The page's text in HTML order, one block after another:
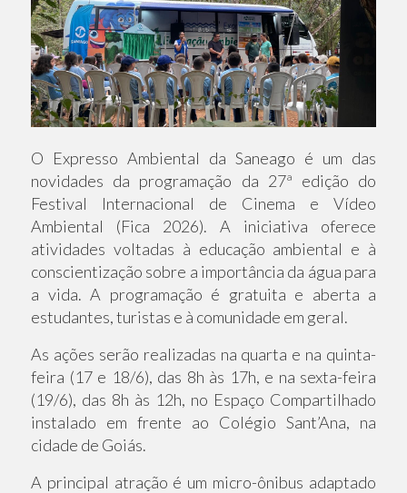
O Expresso Ambiental da Saneago é um das
novidades da programação da 27ª edição do
Festival Internacional de Cinema e Vídeo
Ambiental (Fica 2026). A iniciativa oferece
atividades voltadas à educação ambiental e à
conscientização sobre a importância da água para
a vida. A programação é gratuita e aberta a
estudantes, turistas e à comunidade em geral.
As ações serão realizadas na quarta e na quinta-
feira (17 e 18/6), das 8h às 17h, e na sexta-feira
(19/6), das 8h às 12h, no Espaço Compartilhado
instalado em frente ao Colégio Sant’Ana, na
cidade de Goiás.
A principal atração é um micro-ônibus adaptado